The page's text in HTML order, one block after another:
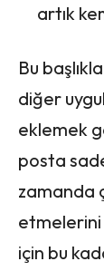
artık
Bu
diğer
eklemek
posta
zamanda
etmelerini
için bu